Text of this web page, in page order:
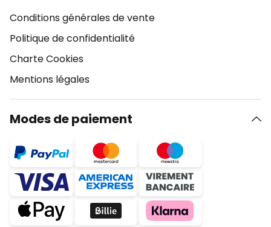
Conditions générales de vente
Politique de confidentialité
Charte Cookies
Mentions légales
Modes de paiement